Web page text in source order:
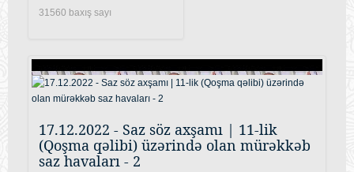
31560 baxış sayı
17.12.2022 - Saz söz axşamı | 11-lik
(Qoşma qəlibi) üzərində olan mürəkkəb
saz havaları - 2